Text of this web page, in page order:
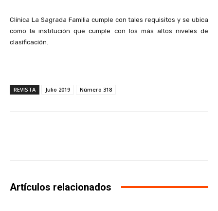
Clínica La Sagrada Familia cumple con tales requisitos y se ubica
como la institución que cumple con los más altos niveles de
clasificación.
REVISTA Julio 2019 Número 318
Artículos relacionados